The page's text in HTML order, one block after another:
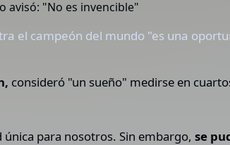
el campeón del mundo "es una
consideró "un sueño" medirse en
para nosotros. Sin embargo,se